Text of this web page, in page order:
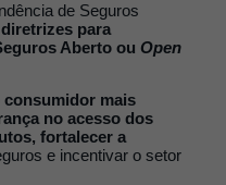
de Seguros
para
Aberto ou Open
consumidor mais
no acesso dos
fortalecer a
e incentivar o setor